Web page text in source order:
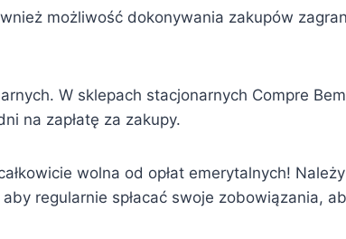
możliwość dokonywania zakupów
W sklepach stacjonarnych Compre
na zapłatę za zakupy.
wolna od opłat emerytalnych!
regularnie spłacać swoje zobowiązania,